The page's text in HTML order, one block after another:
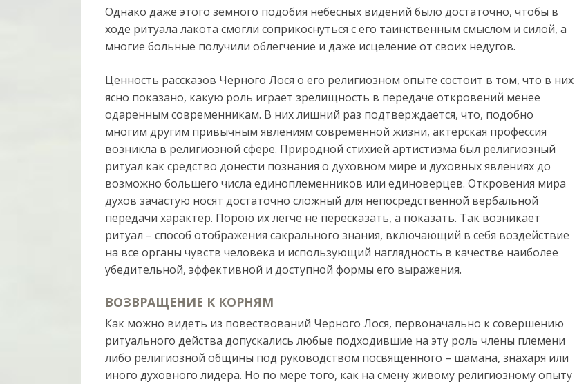
Однако даже этого земного подобия небесных видений было достаточно, чтобы в
ходе ритуала лакота смогли соприкоснуться с его таинственным смыслом и силой, а
многие больные получили облегчение и даже исцеление от своих недугов.
Ценность рассказов Черного Лося о его религиозном опыте состоит в том, что в них
ясно показано, какую роль играет зрелищность в передаче откровений менее
одаренным современникам. В них лишний раз подтверждается, что, подобно
многим другим привычным явлениям современной жизни, актерская профессия
возникла в религиозной сфере. Природной стихией артистизма был религиозный
ритуал как средство донести познания о духовном мире и духовных явлениях до
возможно большего числа единоплеменников или единоверцев. Откровения мира
духов зачастую носят достаточно сложный для непосредственной вербальной
передачи характер. Порою их легче не пересказать, а показать. Так возникает
ритуал – способ отображения сакрального знания, включающий в себя воздействие
на все органы чувств человека и использующий наглядность в качестве наиболее
убедительной, эффективной и доступной формы его выражения.
ВОЗВРАЩЕНИЕ К КОРНЯМ
Как можно видеть из повествований Черного Лося, первоначально к совершению
ритуального действа допускались любые подходившие на эту роль члены племени
либо религиозной общины под руководством посвященного – шамана, знахаря или
иного духовного лидера. Но по мере того, как на смену живому религиозному опыту